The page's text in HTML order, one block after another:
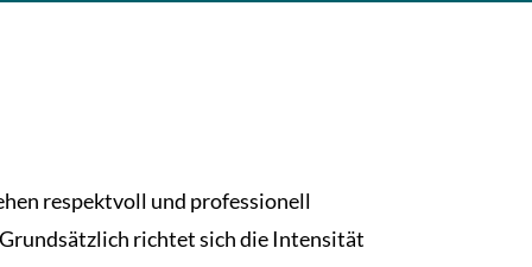
respektvoll und professionell
richtet sich die Intensität